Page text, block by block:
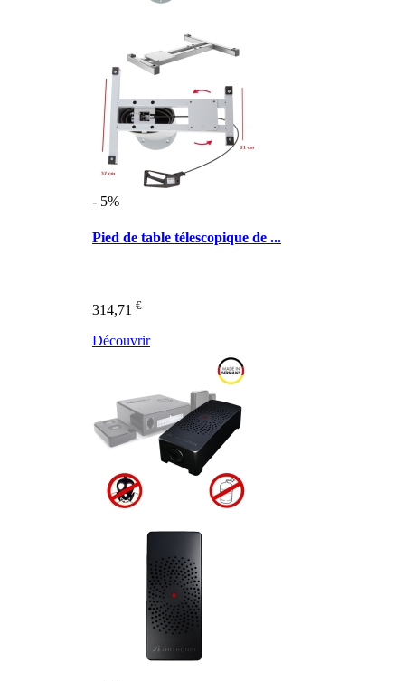
- 5%
Pied de table télescopique de ...
314,71 €
Découvrir